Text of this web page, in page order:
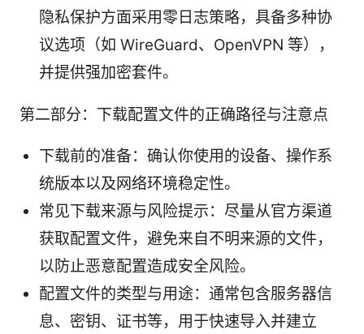
隐私保护方面采用零日志策略，具备多种协
议选项（如 WireGuard、OpenVPN 等），
并提供强加密套件。
第二部分：下载配置文件的正确路径与注意点
下载前的准备：确认你使用的设备、操作系
统版本以及网络环境稳定性。
常见下载来源与风险提示：尽量从官方渠道
获取配置文件，避免来自不明来源的文件，
以防止恶意配置造成安全风险。
配置文件的类型与用途：通常包含服务器信
息、密钥、证书等，用于快速导入并建立